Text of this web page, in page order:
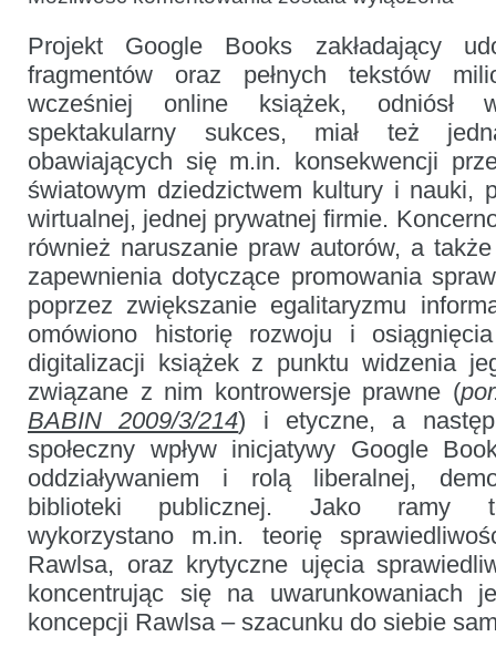
Google
bibliotekach
i sprawiedliwości
informacyjnej
Projekt Google Books zakładający
fragmentów oraz pełnych tekstów
wcześniej online książek, odniósł
spektakularny sukces, miał też
obawiających się m.in. konsekwencji
światowym dziedzictwem kultury i nauki,
wirtualnej, jednej prywatnej firmie.
również naruszanie praw autorów, a
zapewnienia dotyczące promowania
poprzez zwiększanie egalitaryzmu
omówiono historię rozwoju i
digitalizacji książek z punktu widzenia
związane z nim kontrowersje prawne (
BABIN 2009/3/214) i etyczne, a
społeczny wpływ inicjatywy Google
oddziaływaniem i rolą liberalnej,
biblioteki publicznej. Jako ramy
wykorzystano m.in. teorię
Rawlsa, oraz krytyczne ujęcia
koncentrując się na uwarunkowaniach
koncepcji Rawlsa – szacunku do siebie